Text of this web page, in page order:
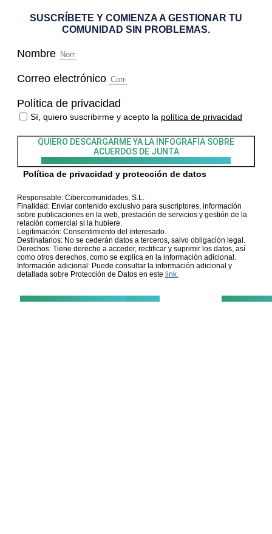
SUSCRÍBETE Y COMIENZA A GESTIONAR TU
COMUNIDAD SIN PROBLEMAS.
Nombre
Correo electrónico
Política de privacidad
Sí, quiero suscribirme y acepto la política de privacidad
QUIERO DESCARGARME YA LA INFOGRAFÍA SOBRE
ACUERDOS DE JUNTA
Política de privacidad y protección de datos
Responsable: Cibercomunidades, S.L.
Finalidad: Enviar contenido exclusivo para suscriptores, información
sobre publicaciones en la web, prestación de servicios y gestión de la
relación comercial si la hubiere.
Legitimación: Consentimiento del interesado.
Destinatarios: No se cederán datos a terceros, salvo obligación legal.
Derechos: Tiene derecho a acceder, rectificar y suprimir los datos, así
como otros derechos, como se explica en la información adicional.
Información adicional: Puede consultar la información adicional y
detallada sobre Protección de Datos en este link